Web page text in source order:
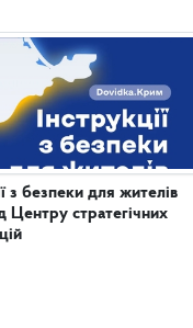
з безпеки для жителів
Центру стратегічних